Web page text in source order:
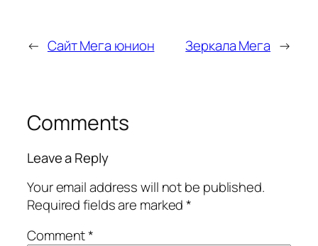
← Сайт Мега юнион Зеркала Мега →
Comments
Leave a Reply
Your email address will not be published.
Required fields are marked*
Comment*